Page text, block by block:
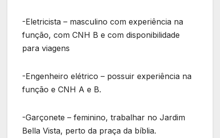
-Eletricista – masculino com experiência na
função, com CNH B e com disponibilidade
para viagens
-Engenheiro elétrico – possuir experiência na
função e CNH A e B.
-Garçonete – feminino, trabalhar no Jardim
Bella Vista, perto da praça da bíblia.